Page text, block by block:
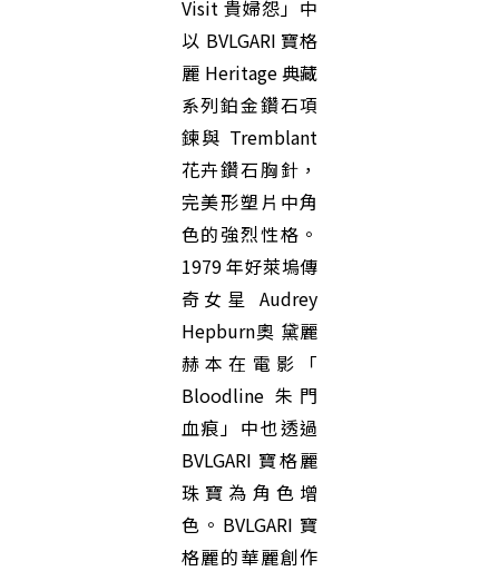
Visit 貴婦怨」中
以 BVLGARI 寶格
麗 Heritage 典藏
系列鉑金鑽石項
鍊與 Tremblant
花卉鑽石胸針，
完美形塑片中角
色的強烈性格。
1979 年好萊塢傳
奇女星 Audrey
Hepburn奧 黛麗
赫本在電影「
Bloodline 朱門
血痕」中也透過
BVLGARI 寶格麗
珠寶為角色增
色。BVLGARI 寶
格麗的華麗創作